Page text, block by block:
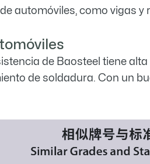
automóviles, como vigas y
de Baosteel tiene
de soldadura. Con un